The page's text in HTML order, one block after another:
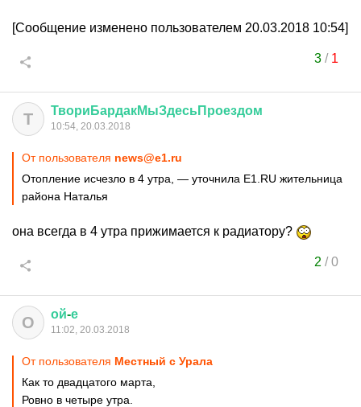
[Сообщение изменено пользователем 20.03.2018 10:54]
3/ 1
Т ТвориБардакМыЗдесьПроездом
10:54, 20.03.2018
От пользователя news@e1.ru
Отопление исчезло в 4 утра, — уточнила Е1.RU жительница
района Наталья
она всегда в 4 утра прижимается к радиатору?
2 /0
О ой-е
11:02, 20.03.2018
От пользователя Местный с Урала
Как то двадцатого марта,
Ровно в четыре утра.